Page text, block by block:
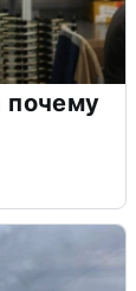
почему